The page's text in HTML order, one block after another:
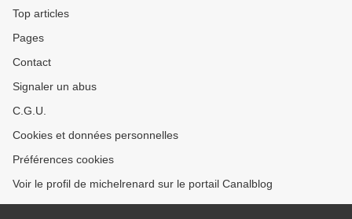
Top articles
Pages
Contact
Signaler un abus
C.G.U.
Cookies et données personnelles
Préférences cookies
Voir le profil de michelrenard sur le portail Canalblog